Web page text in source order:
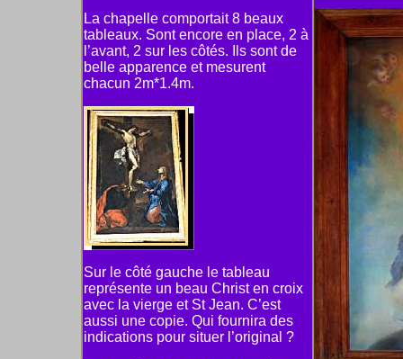
La chapelle comportait 8 beaux
tableaux. Sont encore en place, 2 à
l’avant, 2 sur les côtés. Ils sont de
belle apparence et mesurent
chacun 2m*1.4m.
Sur le côté gauche le tableau
représente un beau Christ en croix
avec la vierge et St Jean. C’est
aussi une copie. Qui fournira des
indications pour situer l’original ?